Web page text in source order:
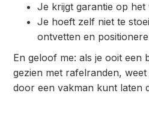
Je krijgt garantie op
Je hoeft zelf niet te
ontvetten en
En geloof me: als je ooit een
gezien met rafelranden,
door een vakman kunt laten